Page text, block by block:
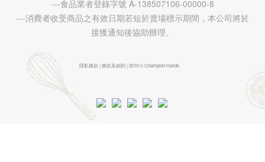
---食品業者登錄字號 A-138507106-00000-8
---消費者收受商品之有效日期若短於賣場標示期間，本公司將於
接獲通知後協助辦理。
隱私條款 | 條款及細則 | 2019 © Champion Hands